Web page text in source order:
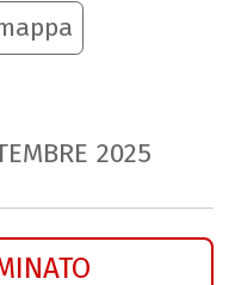
2025